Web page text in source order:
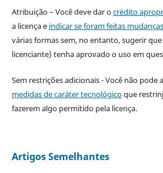
Atribuição – Você deve dar ocrédito
a licença e indicar se foram feitas mudanças
várias formas sem, no entanto, sugerir
licenciante) tenha aprovado o uso em
Sem restrições adicionais - Você não pode
medidas de caráter tecnológicoque
fazerem algo permitido pela licença.
Artigos Semelhantes